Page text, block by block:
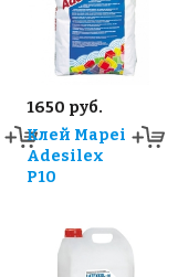
1650 руб.
Клей Mapei
Adesilex
P10